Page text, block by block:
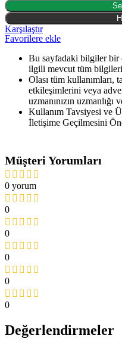
Karşılaştır
Favorilere ekle
Bu sayfadaki bilgiler bir
ilgili mevcut tüm bilgileri
Olası tüm kullanımları,
etkileşimlerini veya
uzmanınızın uzmanlığı
Kullanım Tavsiyesi ve
İletişime Geçilmesini
Müşteri Yorumları
0 yorum
0
0
0
0
0
Değerlendirmeler